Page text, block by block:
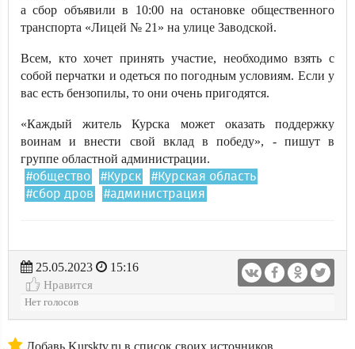
а сбор объявили в 10:00 на остановке общественного
транспорта «Лицей № 21» на улице Заводской.
Всем, кто хочет принять участие, необходимо взять с
собой перчатки и одеться по погодным условиям. Если у
вас есть бензопилы, то они очень пригодятся.
«Каждый житель Курска может оказать поддержку
воинам и внести свой вклад в победу», - пишут в
группе областной администрации.
#общество #Курск
#Курская область
#сбор дров
#администрация
25.05.2023
15:16
Нравится
Нет голосов
Добавь Kursktv.ru в список своих источников